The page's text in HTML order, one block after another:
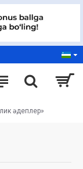
әдеплер»